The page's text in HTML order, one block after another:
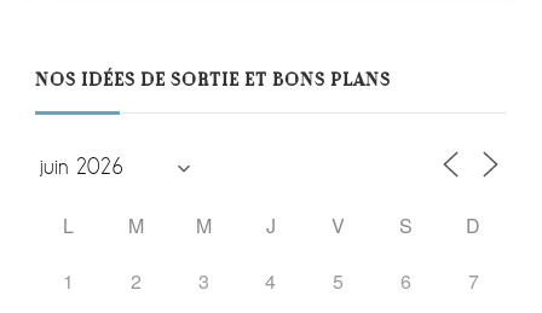
NOS IDÉES DE SORTIE ET BONS PLANS
L M M J V S
D
1
2 3 4 5 6 7